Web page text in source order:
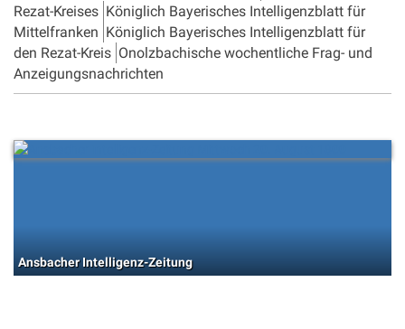
Rezat-Kreises Königlich Bayerisches Intelligenzblatt für
Mittelfranken Königlich Bayerisches Intelligenzblatt für
den Rezat-Kreis Onolzbachische wochentliche Frag- und
Anzeigungsnachrichten
Ansbacher Intelligenz-Zeitung